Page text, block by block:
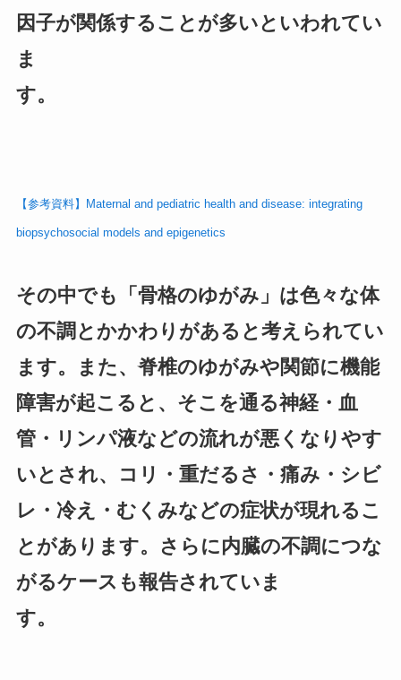
因子が関係することが多いといわれてい
ま
す。
【参考資料】Maternal and pediatric health and disease: integrating
biopsychosocial models and epigenetics
その中でも「骨格のゆがみ」は色々な体
の不調とかかわりがあると考えられてい
ます。また、脊椎のゆがみや関節に機能
障害が起こると、そこを通る神経・血
管・リンパ液などの流れが悪くなりやす
いとされ、コリ・重だるさ・痛み・シビ
レ・冷え・むくみなどの症状が現れるこ
とがあります。さらに内臓の不調につな
がるケースも報告されていま
す。